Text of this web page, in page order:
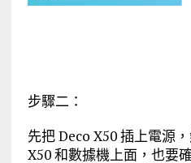
步驟二：
先把 Deco X50 插上電源
X50 和數據機上面，也要